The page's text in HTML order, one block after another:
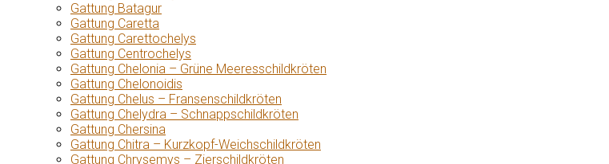
Gattung Batagur
Gattung Caretta
Gattung Carettochelys
Gattung Centrochelys
Gattung Chelonia – Grüne Meeresschildkröten
Gattung Chelonoidis
Gattung Chelus – Fransenschildkröten
Gattung Chelydra – Schnappschildkröten
Gattung Chersina
Gattung Chitra – Kurzkopf-Weichschildkröten
Gattung Chrysemys – Zierschildkröten